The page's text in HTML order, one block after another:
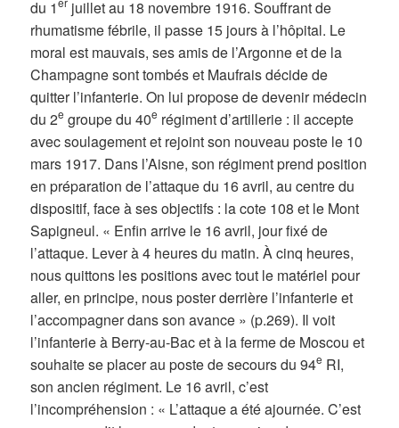
du 1
juillet au 18 novembre 1916. Souffrant de
rhumatisme fébrile, il passe 15 jours à l’hôpital. Le
moral est mauvais, ses amis de l’Argonne et de la
Champagne sont tombés et Maufrais décide de
quitter l’infanterie. On lui propose de devenir médecin
du 2e groupe du 40e régiment d’artillerie : il accepte
avec soulagement et rejoint son nouveau poste le 10
mars 1917. Dans l’Aisne, son régiment prend position
en préparation de l’attaque du 16 avril, au centre du
dispositif, face à ses objectifs : la cote 108 et le Mont
Sapigneul. « Enfin arrive le 16 avril, jour fixé de
l’attaque. Lever à 4 heures du matin. À cinq heures,
nous quittons les positions avec tout le matériel pour
aller, en principe, nous poster derrière l’infanterie et
l’accompagner dans son avance » (p.269). Il voit
l’infanterie à Berry-au-Bac et à la ferme de Moscou et
souhaite se placer au poste de secours du 94e RI,
son ancien régiment. Le 16 avril, c’est
l’incompréhension : « L’attaque a été ajournée. C’est